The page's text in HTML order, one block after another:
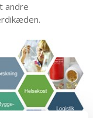
andre